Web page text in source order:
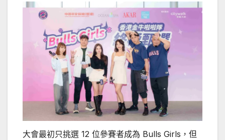
大會最初只挑選 12 位參賽者成為 Bulls Girls，但